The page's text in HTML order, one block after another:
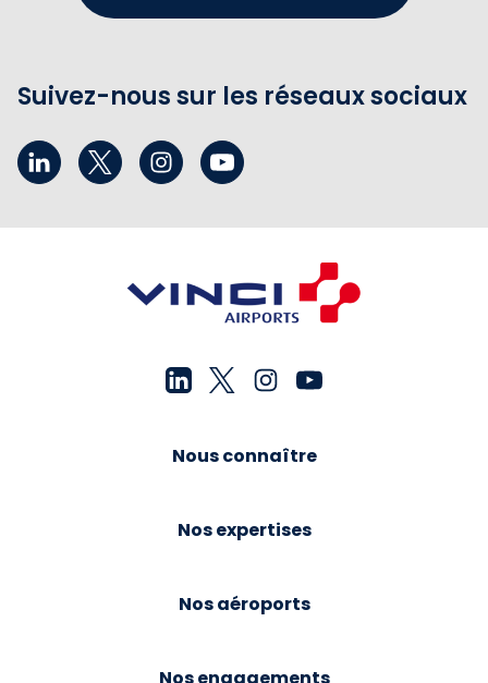
Suivez-nous sur les réseaux sociaux
Nous connaître
Nos expertises
Nos aéroports
Nos engagements